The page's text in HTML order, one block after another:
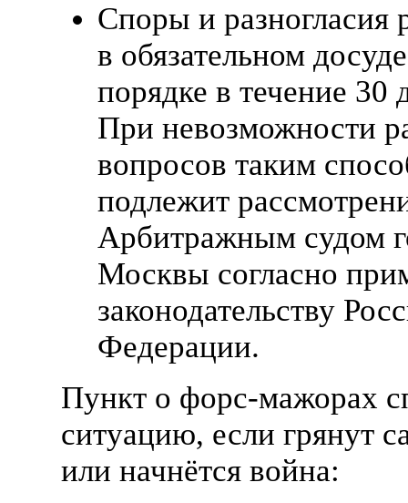
Споры и разногласия
в обязательном
порядке в течение 30
При невозможности
вопросов таким
подлежит
Арбитражным судом
Москвы согласно
законодательству
Федерации.
Пункт о форс-мажорах
ситуацию, если грянут
или начнётся война: